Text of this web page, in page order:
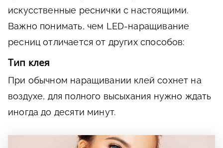
искусственные реснички с настоящими.
Важно понимать, чем LED-наращивание
ресниц отличается от других способов:
Тип клея
При обычном наращивании клей сохнет на
воздухе, для полного высыхания нужно ждать
иногда до десяти минут.